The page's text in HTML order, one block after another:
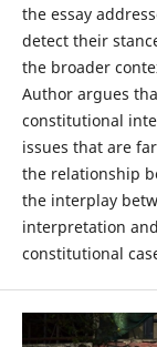
the essay
detect their
the broader
Author argues
constitutional
issues that are
the relationship
the interplay
interpretation
constitutional